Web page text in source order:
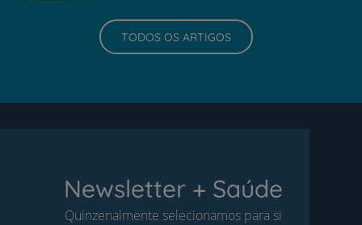
TODOS OS ARTIGOS
Newsletter + Saúde
Quinzenalmente selecionamos para si